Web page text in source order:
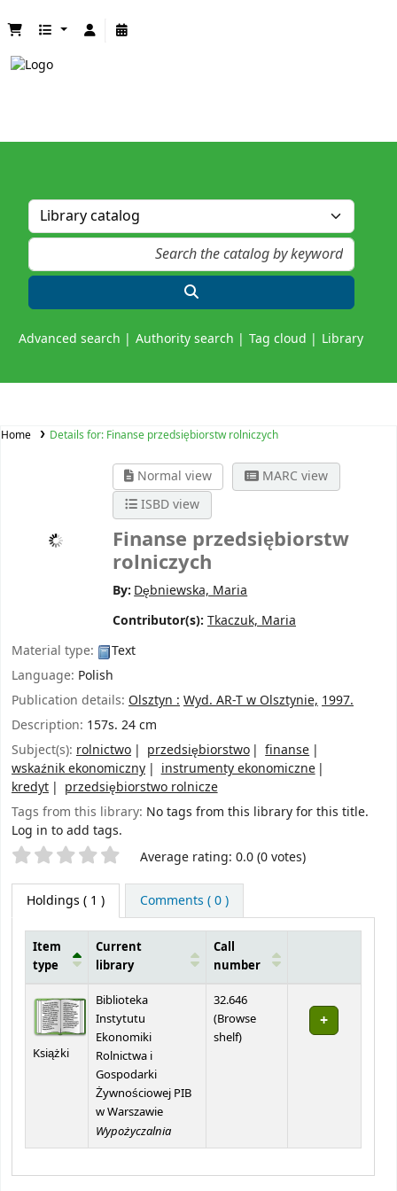
Advanced search Authority search Tag cloud Library
Home Details for: Finanse przedsiębiorstw rolniczych
Normal view
MARC view
ISBD view
Finanse przedsiębiorstw
rolniczych
By: Dębniewska, Maria
Contributor(s): Tkaczuk, Maria
Material type:
Text
Language: Polish
Publication details: Olsztyn :Wyd. AR-T w Olsztynie,1997.
Description: 157s. 24 cm
Subject(s): rolnictwo przedsiębiorstwo
finanse
wskaźnik ekonomiczny
instrumenty ekonomiczne
kredyt
przedsiębiorstwo rolnicze
Tags from this library: No tags from this library for this title.
Log in to add tags.
Star ratings Average rating: 0.0 (0 votes)
Holdings ( 1 ) Comments ( 0 )
Item
type
Current
library
Call
number
Książki
Biblioteka
Instytutu
Ekonomiki
Rolnictwa i
Gospodarki
Żywnościowej PIB
w Warszawie
Wypożyczalnia
32.646
(Browse
shelf(Opens below)
)